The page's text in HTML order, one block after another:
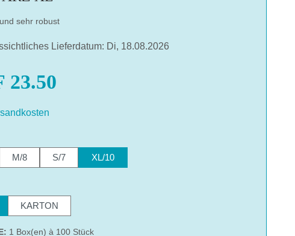
sehr robust
Lieferdatum: Di, 18.08.2026
23.50
M/8 S/7 XL/10
KARTON
1 Box(en) à 100 Stück